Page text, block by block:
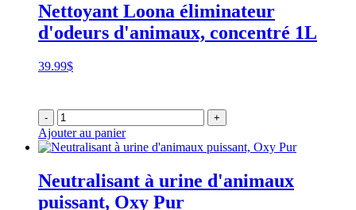
Nettoyant Loona éliminateur
d'odeurs d'animaux, concentré 1L
39.99$
- +
Ajouter au panier
Neutralisant à urine d'animaux
puissant, Oxy Pur